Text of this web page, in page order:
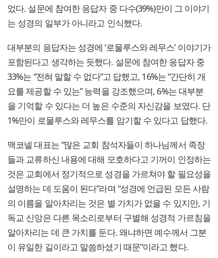
었다. 설문에 참여한 응답자 중 다수(39%)만이 그 이야기
는 성경의 일부가 아니라고 인식했다.
대부분의 응답자는 성경에 ‘로물루스와 레무스’ 이야기가
포함된다고 생각하는 듯했다. 설문에 참여한 응답자 중
33%는 “전혀 말할 수 없다”고 답했고, 16%는 “간단히 개
요를 제공할 수 있는” 능력을 강조했으며, 6%는 대부분
을 기억할 수 있다는 더 높은 수준의 자신감을 보였다. 단
1%만이 로물루스와 레무스를 암기할 수 있다고 답했다.
맥코넬 대표는 “많은 교회 참석자들이 하나님께서 족장
들과 교류하신 내용에 대해 모호하다고 기꺼이 인정하는
것은 교회에서 정기적으로 성경을 가르쳐야 할 필요성을
설명하는 데 도움이 된다”라며 “성경에 언급된 모든 사람
의 이름을 알아차리는 것은 별 가치가 없을 수 있지만, 기
독교 신앙은 다른 목소리로부터 구별해 성경적 가르침을
알아차리는 데 큰 가치를 둔다. 왜냐하면 예수께서 그분
이 유일한 길이라고 말씀하셨기 때문”이라고 했다.